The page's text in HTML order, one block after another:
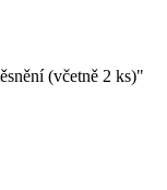
(včetně 2 ks)"